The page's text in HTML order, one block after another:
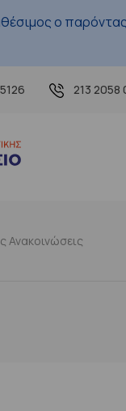
ο παρόντας
213 2058
Ανακοινώσεις